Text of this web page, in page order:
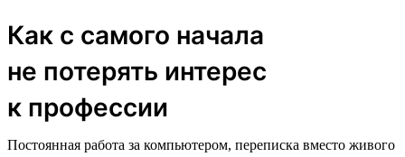
Как с самого начала
не потерять интерес
к профессии
Постоянная работа за компьютером, переписка вместо живого